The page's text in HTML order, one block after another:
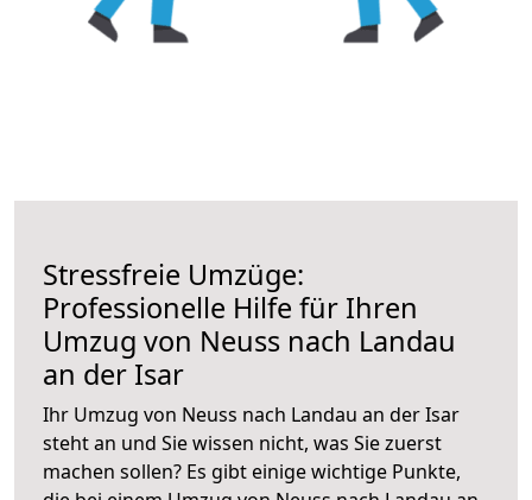
Stressfreie Umzüge:
Professionelle Hilfe für Ihren
Umzug von Neuss nach Landau
an der Isar
Ihr Umzug von Neuss nach Landau an der Isar
steht an und Sie wissen nicht, was Sie zuerst
machen sollen? Es gibt einige wichtige Punkte,